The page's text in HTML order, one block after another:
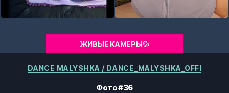
ЖИВЫЕ КАМЕРЫ💦
Категории
DANCE MALYSHKA / DANCE_MALYSHKA_OFFI
Фото #36